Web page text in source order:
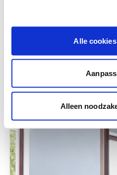
Alle
Alleen